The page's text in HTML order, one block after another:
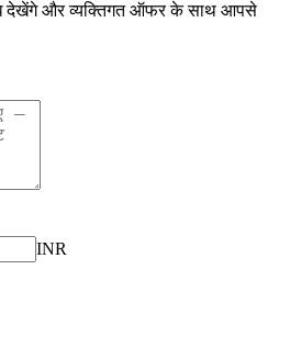
देखेंगे और व्यक्तिगत ऑफर के साथ आपसे
INR